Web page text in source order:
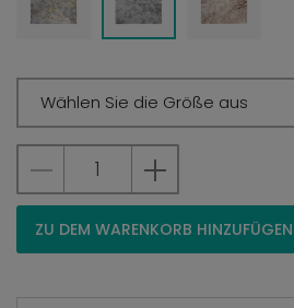
Wählen Sie die Größe aus
ZU DEM WARENKORB HINZUFÜGEN